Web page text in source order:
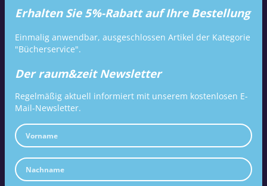
Erhalten Sie 5%-Rabatt auf Ihre Bestellung
Einmalig anwendbar, ausgeschlossen Artikel der Kategorie
"Bücherservice".
Der raum&zeit Newsletter
Regelmäßig aktuell informiert mit unserem kostenlosen E-
Mail-Newsletter.